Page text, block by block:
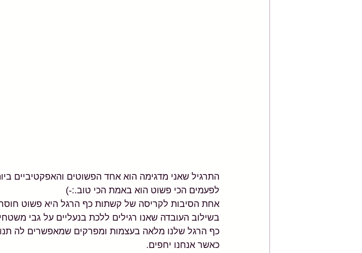
התרגיל שאני מדגימה הוא אחד הפשוטים והאפקטיביים
לפעמים הכי פשוט הוא באמת הכי טוב.:-)
אחת הסיבות לקריסה של קשתות כף הרגל היא פשוט חוסר
בשילוב העובדה שאנו רגילים ללכת בנעליים על גבי
כף הרגל שלנו מלאה בעצמות ומפרקים שמאפשרים לה
כאשר אנחנו יחפים.